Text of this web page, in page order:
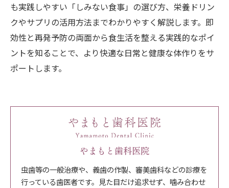
も実践しやすい「しみない食事」の選び方、栄養ドリン
クやサプリの活用方法までわかりやすく解説します。即
効性と再発予防の両面から食生活を整える実践的なポイ
ントを知ることで、より快適な日常と健康な体作りをサ
ポートします。
やまもと歯科医院
虫歯等の一般治療や、義歯の作製、審美歯科などの診療を
行っている歯医者です。見た目だけ追求せず、噛み合わせ